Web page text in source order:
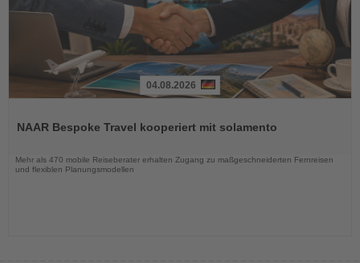
die
04.08.2026
NAAR Bespoke Travel kooperiert mit solamento
Mehr als 470 mobile Reiseberater erhalten Zugang zu maßgeschneiderten Fernreisen
und flexiblen Planungsmodellen